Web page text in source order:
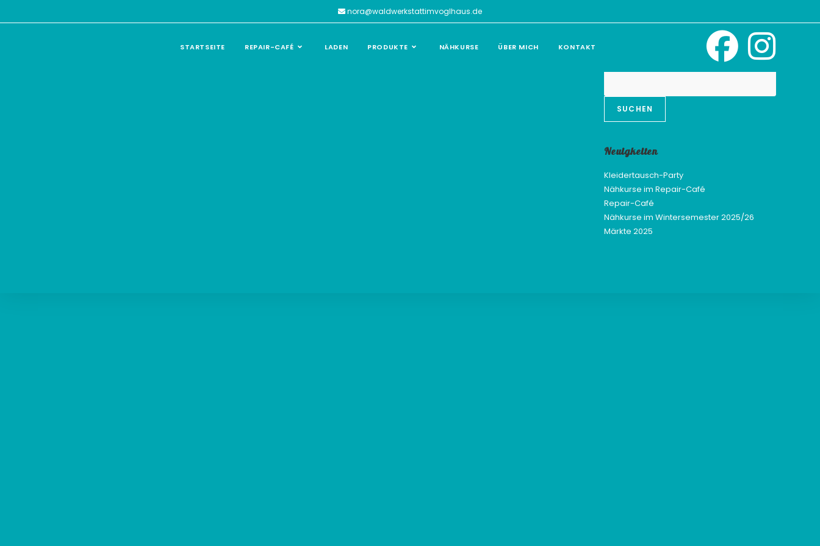
nora@waldwerkstattimvoglhaus.de
STARTSEITE REPAIR-CAFÉ LADEN PRODUKTE NÄHKURSE ÜBER MICH KONTAKT
SUCHEN
Neuigkeiten
Kleidertausch-Party
Nähkurse im Repair-Café
Repair-Café
Nähkurse im Wintersemester 2025/26
Märkte 2025